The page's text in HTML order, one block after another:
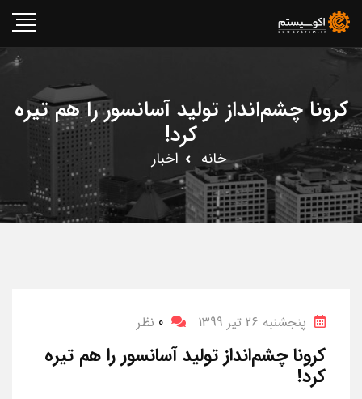
کرونا چشم‌انداز تولید آسانسور را هم تیره
کرد!
خانه اخبار
پنجشنبه 26 تیر 1399 0 نظر
کرونا چشم‌انداز تولید آسانسور را هم تیره
کرد!